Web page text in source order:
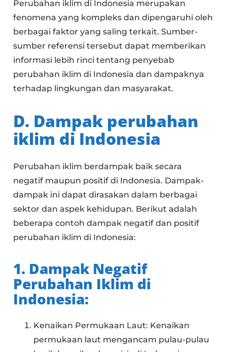
Perubahan iklim di Indonesia merupakan
fenomena yang kompleks dan dipengaruhi oleh
berbagai faktor yang saling terkait. Sumber-
sumber referensi tersebut dapat memberikan
informasi lebih rinci tentang penyebab
perubahan iklim di Indonesia dan dampaknya
terhadap lingkungan dan masyarakat.
D. Dampak perubahan
iklim di Indonesia
Perubahan iklim berdampak baik secara
negatif maupun positif di Indonesia. Dampak-
dampak ini dapat dirasakan dalam berbagai
sektor dan aspek kehidupan. Berikut adalah
beberapa contoh dampak negatif dan positif
perubahan iklim di Indonesia:
1. Dampak Negatif
Perubahan Iklim di
Indonesia:
Kenaikan Permukaan Laut: Kenaikan
permukaan laut mengancam pulau-pulau